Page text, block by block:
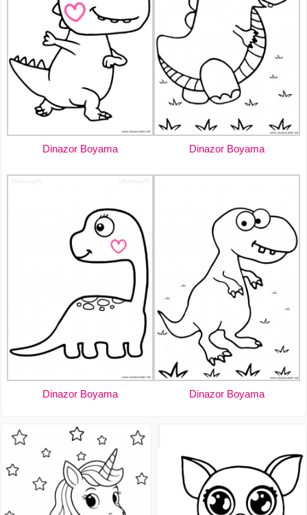
Dinazor Boyama Dinazor Boyama
Dinazor Boyama Dinazor Boyama